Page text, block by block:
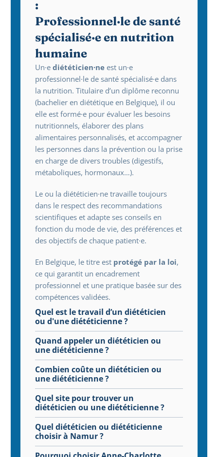
:
Professionnel·le de santé
spécialisé·e en nutrition
humaine
Un·e diététicien·ne est un·e
professionnel·le de santé spécialisé·e dans
la nutrition. Titulaire d’un diplôme reconnu
(bachelier en diététique en Belgique), il ou
elle est formé·e pour évaluer les besoins
nutritionnels, élaborer des plans
alimentaires personnalisés, et accompagner
les personnes dans la prévention ou la prise
en charge de divers troubles (digestifs,
métaboliques, hormonaux…).
Le ou la diététicien·ne travaille toujours
dans le respect des recommandations
scientifiques et adapte ses conseils en
fonction du mode de vie, des préférences et
des objectifs de chaque patient·e.
En Belgique, le titre est protégé par la loi,
ce qui garantit un encadrement
professionnel et une pratique basée sur des
compétences validées.
Quel est le travail d’un diététicien
ou d'une diététicienne ?
Quand appeler un diététicien ou
une diététicienne ?
Combien coûte un diététicien ou
une diététicienne ?
Quel site pour trouver un
diététicien ou une diététicienne ?
Quel diététicien ou diététicienne
choisir à Namur ?